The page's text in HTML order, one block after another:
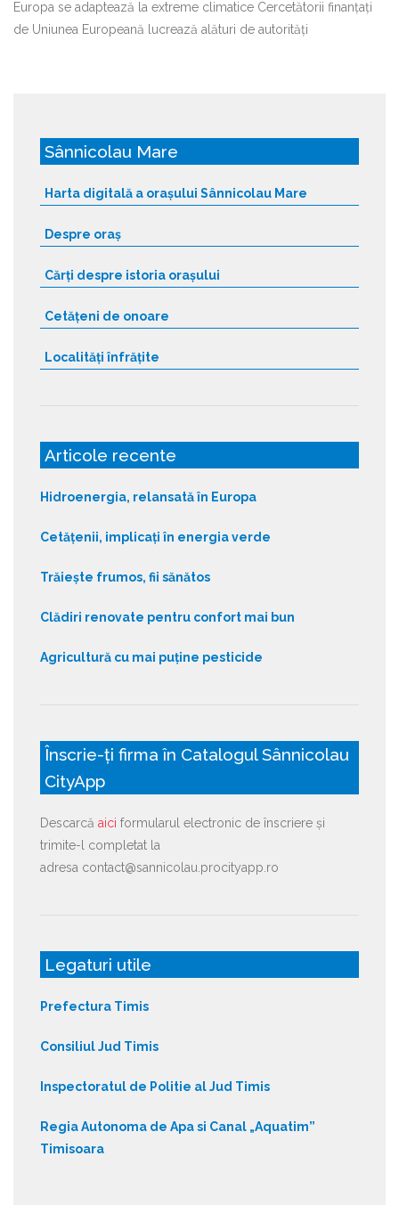
Europa se adaptează la extreme climatice Cercetătorii finanțați
de Uniunea Europeană lucrează alături de autorități
Sânnicolau Mare
Harta digitală a orașului Sânnicolau Mare
Despre oraș
Cărți despre istoria orașului
Cetățeni de onoare
Localități înfrățite
Articole recente
Hidroenergia, relansată în Europa
Cetățenii, implicați în energia verde
Trăiește frumos, fii sănătos
Clădiri renovate pentru confort mai bun
Agricultură cu mai puține pesticide
Înscrie-ți firma în Catalogul Sânnicolau
CityApp
Descarcă aici formularul electronic de înscriere și
trimite-l completat la
adresa contact@sannicolau.procityapp.ro
Legaturi utile
Prefectura Timis
Consiliul Jud Timis
Inspectoratul de Politie al Jud Timis
Regia Autonoma de Apa si Canal „Aquatim”
Timisoara